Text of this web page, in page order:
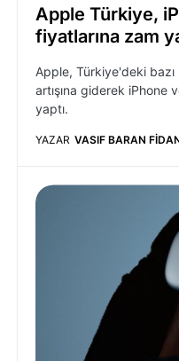
Apple Türkiye,
fiyatlarına zam
Apple, Türkiye'deki
artışına giderek iPhone
yaptı.
YAZAR VASIF BARAN